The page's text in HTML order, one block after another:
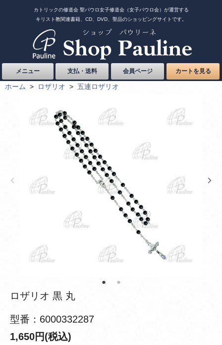
カトリックの修道会 聖パウロ女子修道会（女子パウロ会）が運営する
キリスト教関連書籍、CD、DVD、聖品のショッピングサイトです。
メニュー 支払・送料 会員ページ カートを見る
ホーム > ロザリオ > 五連ロザリオ
ロザリオ 黒 丸
型番：6000332287
1,650円(税込)